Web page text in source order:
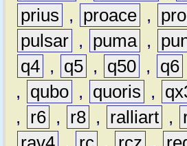
prius
, proace ,
pulsar , puma ,
q4 , q5 , q50 , q6
,
qubo , quoris ,
,
r6 , r8 , ralliart ,